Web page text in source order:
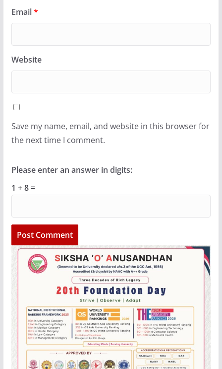
Email*
Website
Save my name, email, and website in this browser for
the next time I comment.
Please enter an answer in digits:
1 + 8 =